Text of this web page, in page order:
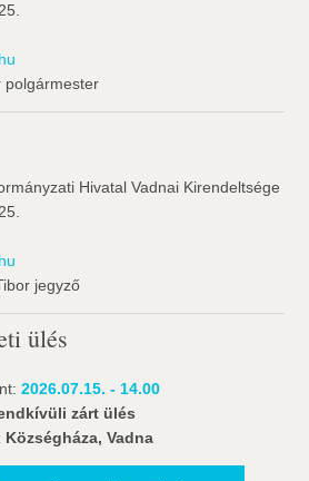
polgármester
Hivatal Vadnai Kirendeltsége
jegyző
ülés
2026.07.15. - 14.00
zárt ülés
Községháza, Vadna